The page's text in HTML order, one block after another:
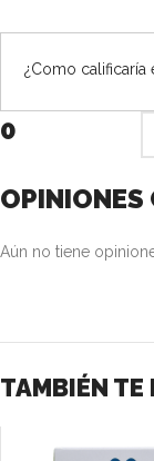
¿Como calificaría
0
OPINIONES
Aún no tiene
TAMBIÉN TE